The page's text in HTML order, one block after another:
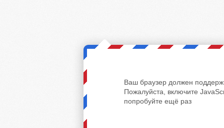
Ваш браузер должен
Пожалуйста, включите
попробуйте ещё раз